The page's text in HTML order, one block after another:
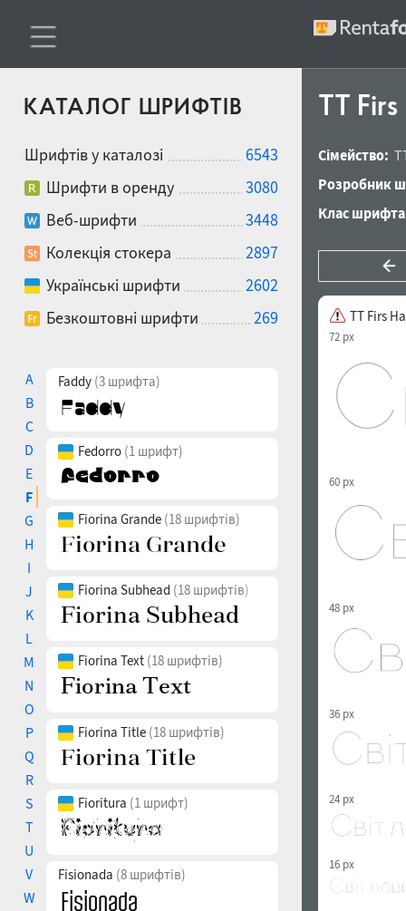
КАТАЛОГ ШРИФТІВ
Шрифтів у каталозі
6543
Шрифти в оренду
3080
Веб-шрифти
3448
Колекція стокера
2897
Українські шрифти
2602
Безкоштовні шрифти
269
A
B
C
D
E
F
G
H
I
J
K
L
M
N
O
P
Q
R
S
T
U
V
W
Faddy (3 шрифта)
Fedorro (1 шрифт)
Fiorina Grande (18 шрифтів)
Fiorina Subhead (18 шрифтів)
Fiorina Text (18 шрифтів)
Fiorina Title (18 шрифтів)
Fioritura (1 шрифт)
Fisionada (8 шрифтів)
TT
Сімейство:
Розробник
Клас
TT Firs
72 px
60 px
48 px
36 px
24 px
16 px